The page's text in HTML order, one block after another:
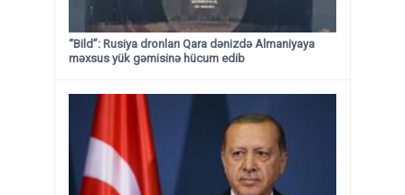
“Bild”: Rusiya dronları Qara dənizdə Almaniyaya
məxsus yük gəmisinə hücum edib